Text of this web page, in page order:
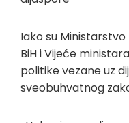
Iako su
BiH i Vijeće
politike vezane uz
sveobuhvatnog